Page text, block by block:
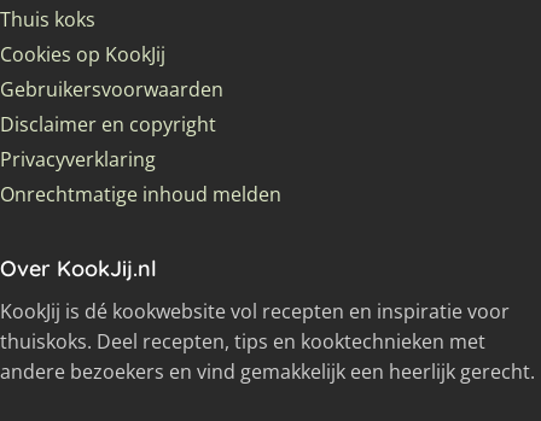
Thuis koks
Cookies op KookJij
Gebruikersvoorwaarden
Disclaimer en copyright
Privacyverklaring
Onrechtmatige inhoud melden
Over KookJij.nl
KookJij is dé kookwebsite vol recepten en inspiratie voor
thuiskoks. Deel recepten, tips en kooktechnieken met
andere bezoekers en vind gemakkelijk een heerlijk gerecht.